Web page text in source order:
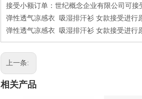
接受小额订单：世纪概念企业有限公司可接
弹性透气凉感衣 吸湿排汗衫 女款接受进行
弹性透气凉感衣 吸湿排汗衫 女款接受进行
上一条:
相关产品